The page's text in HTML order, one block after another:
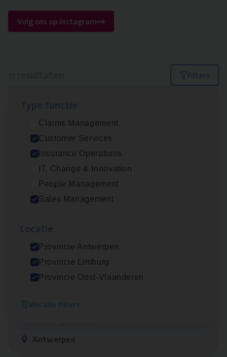
Volg ons op instagram
Filters
Claims Management
Customer Services
Insurance Operations
IT, Change & Innovation
People Management
Sales Management
Provincie Antwerpen
Provincie Limburg
Provincie Oost-Vlaanderen
Wis alle filters
Dos­sier­be­heer­der ver­ze­ke­rin­gen — Soci­al
Pro­fit en Public
Insurance Operations
Antwerpen
Insurance Operations
Beveren
Insu­ran­ce Bro­ker
Antwerpen